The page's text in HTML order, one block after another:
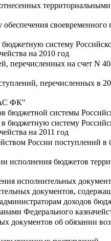
обеспечения
систему
на 2010 год
перечисленных на счет N
перечисленных в
ФК"
бюджетной системы
бюджетную систему
на 2011 год
России поступлений
исполнения бюджетов
исполнительных
документов,
доходов
Федерального
документов об обязании